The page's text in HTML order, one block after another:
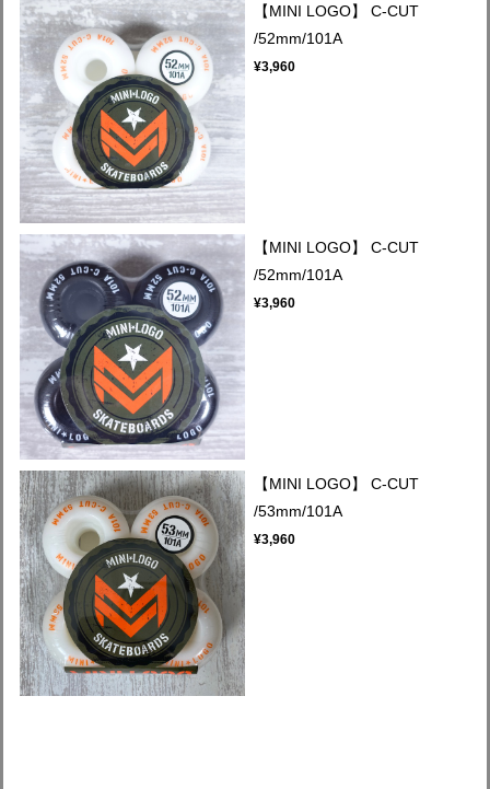
【MINI LOGO】 C-CUT
/52mm/101A
¥3,960
【MINI LOGO】 C-CUT
/52mm/101A
¥3,960
【MINI LOGO】 C-CUT
/53mm/101A
¥3,960